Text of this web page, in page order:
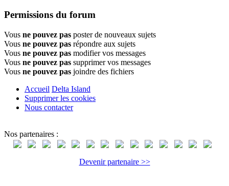
Permissions du forum
Vous ne pouvez pas poster de nouveaux sujets
Vous ne pouvez pas répondre aux sujets
Vous ne pouvez pas modifier vos messages
Vous ne pouvez pas supprimer vos messages
Vous ne pouvez pas joindre des fichiers
Accueil Delta Island
Supprimer les cookies
Nous contacter
Nos partenaires :
Devenir partenaire >>